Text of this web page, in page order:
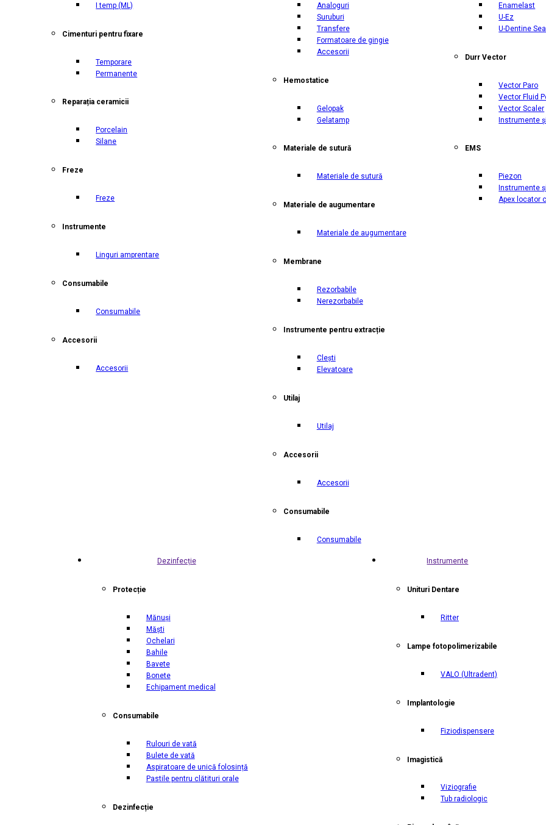
I temp(ML)
Cimenturi pentru fixare
Temporare
Permanente
Reparația ceramicii
Porcelain
Silane
Freze
Freze
Instrumente
Linguri amprentare
Consumabile
Consumabile
Accesorii
Accesorii
Analoguri
Suruburi
Transfere
Formatoare de gingie
Accesorii
Hemostatice
Gelopak
Gelatamp
Materiale de sutură
Materiale de sutură
Materiale de augumentare
Materiale de augumentare
Membrane
Rezorbabile
Nerezorbabile
Instrumente pentru extracție
Clești
Elevatoare
Utilaj
Utilaj
Accesorii
Accesorii
Consumabile
Consumabile
Enamelast
U-Ez
U-Dentine
Durr Vector
Vector Paro
Vector Fluid
Vector Scaler
Instrumente
EMS
Piezon
Instrumente
Apex locator
Dezinfecție
Protecție
Mănuși
Măști
Ochelari
Bahile
Bavete
Bonete
Echipament medical
Consumabile
Rulouri de vată
Bulete de vată
Aspiratoare de unică folosință
Pastile pentru clătituri orale
Dezinfecție
Instrumente
Unituri Dentare
Ritter
Lampe fotopolimerizabile
VALO (Ultradent)
Implantologie
Fiziodispensere
Imagistică
Viziografie
Tub radiologic